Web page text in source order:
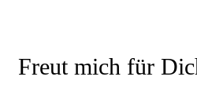
Freut mich für